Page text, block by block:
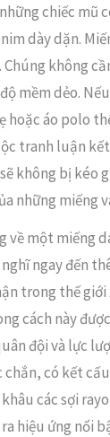
chiếc mũ
dày dặn.
không
mềm dẻo.
hoặc áo polo
tranh luận
không bị kéo
những miếng
về một miếng
ngay đến
trong thế
cách này
đội và lực
chắn, có kết
các sợi
hiệu ứng nổi